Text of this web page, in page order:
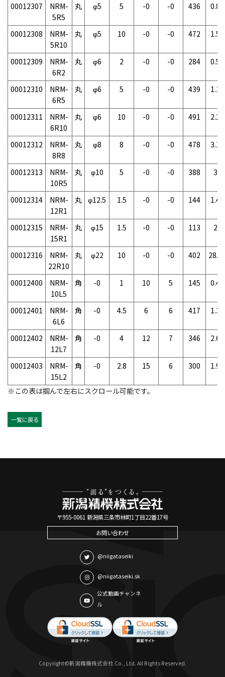
00012307
NRM-
5R5
丸 φ5 5 -0 -0 436 0.8g
00012308
NRM-
5R10
丸 φ5 10 -0 -0 472 1.5g
00012309
NRM-
6R2
丸 φ6 2 -0 -0 284 0.5g
00012310
NRM-
6R5
丸 φ6 5 -0 -0 439 1.1g
00012311
NRM-
6R10
丸 φ6 10 -0 -0 491 2.2g
00012312
NRM-
8R8
丸 φ8 8 -0 -0 478 3.1g
00012313
NRM-
10R5
丸 φ10 5 -0 -0 388 3g
00012314
NRM-
12R1
丸 φ12.5 1.5 -0 -0 144 1.4g
00012315
NRM-
15R1
丸 φ15 1.5 -0 -0 113 2g
00012316
NRM-
22R10
丸 φ22 10 -0 -0 402
00012400
NRM-
10L5
角 -0 1 10 5 145 0.4g
00012401
NRM-
6L6
角 -0 4.5 6 6 417 1.3g
00012402
NRM-
12L7
角 -0 4 12 7 346 2.6g
00012403
NRM-
15L2
角 -0 2.8 15 6 300 1.9g
※この表は掴んで左右にスクロール可能です。
一覧に戻る
〒955-0061 新潟県三条市林町1丁目22番17号
お問い合わせ
@niigataseiki
@niigataseiki.sk
公式動画チャンネ
ル
Copyright©新潟精機株式会社 Co., Ltd. All Rights Reserved.